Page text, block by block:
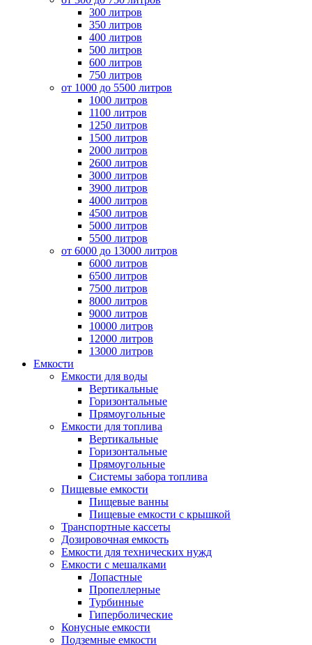
300 литров
350 литров
400 литров
500 литров
600 литров
750 литров
от 1000 до 5500 литров
1000 литров
1100 литров
1250 литров
1500 литров
2000 литров
2600 литров
3000 литров
3900 литров
4000 литров
4500 литров
5000 литров
5500 литров
от 6000 до 13000 литров
6000 литров
6500 литров
7500 литров
8000 литров
9000 литров
10000 литров
12000 литров
13000 литров
Емкости
Емкости для воды
Вертикальные
Горизонтальные
Прямоугольные
Емкости для топлива
Вертикальные
Горизонтальные
Прямоугольные
Системы забора топлива
Пищевые емкости
Пищевые ванны
Пищевые емкости с крышкой
Транспортные кассеты
Дозировочная емкость
Емкости для технических нужд
Емкости с мешалками
Лопастные
Пропеллерные
Турбинные
Гиперболические
Конусные емкости
Подземные емкости